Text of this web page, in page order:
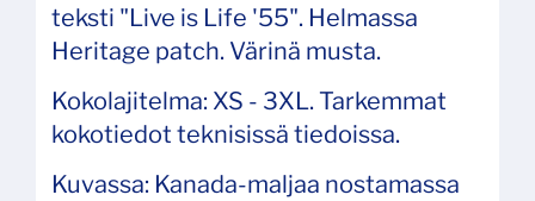
teksti "Live is Life '55". Helmassa
Heritage patch. Värinä musta.
Kokolajitelma: XS - 3XL. Tarkemmat
kokotiedot teknisissä tiedoissa.
Kuvassa: Kanada-maljaa nostamassa